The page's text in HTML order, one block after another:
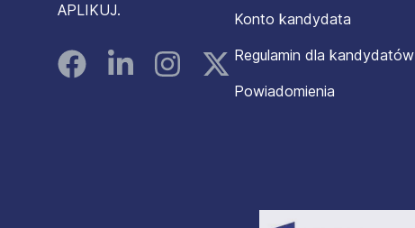
APLIKUJ.
FacebookLinked InInstagramInstagram
Konto kandydata
Regulamin dla kandydatów
Powiadomienia